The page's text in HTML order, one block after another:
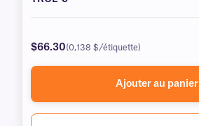
$66.30(0,138 $/étiquette)
Ajouter au panier